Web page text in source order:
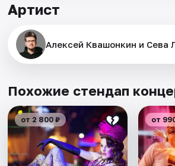
Артист
Алексей Квашонкин и Сева
Похожие стендап
от 2 800 ₽ от